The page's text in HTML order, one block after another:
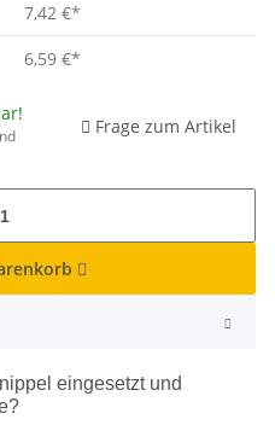
7,42 €*
6,59 €*
Frage zum Artikel
eingesetzt und